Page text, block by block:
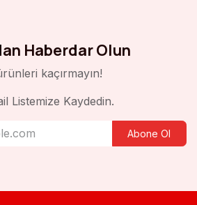
Haberdar Olun
kaçırmayın!
Listemize Kaydedin.
Abone Ol